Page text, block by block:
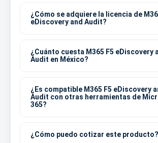
¿Cómo se adquiere la licencia de
eDiscovery and Audit?
¿Cuánto cuesta M365 F5 eDiscovery
Audit en México?
¿Es compatible M365 F5 eDiscovery
Audit con otras herramientas de
365?
¿Cómo puedo cotizar este producto?